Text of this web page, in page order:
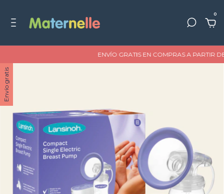
0
ENVÍO GRATIS EN COMPRAS A PARTIR DE
Envío gratis